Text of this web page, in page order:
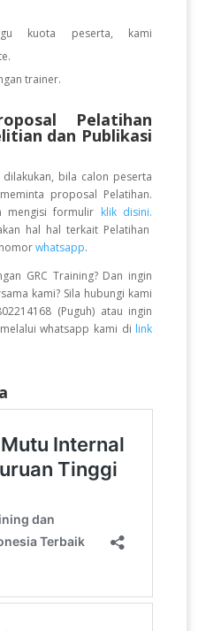
kuota peserta, kami
trainer.
Pelatihan
dan Publikasi
bila calon peserta
proposal Pelatihan.
mengisi formulir klik disini.
hal hal terkait Pelatihan
whatsapp.
GRC Training? Dan ingin
kami? Sila hubungi kami
(Puguh) atau ingin
whatsapp kami di link